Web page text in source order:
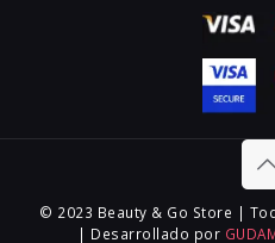
© 2023 Beauty & Go Store |
| Desarrollado por